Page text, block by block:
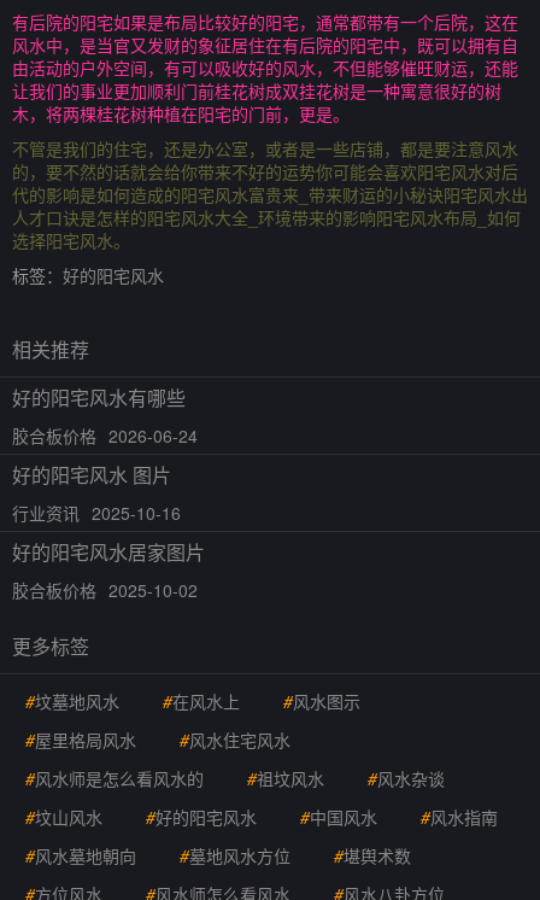
有后院的阳宅如果是布局比较好的阳宅，通常都带有一个后院，这在
风水中，是当官又发财的象征居住在有后院的阳宅中，既可以拥有自
由活动的户外空间，有可以吸收好的风水，不但能够催旺财运，还能
让我们的事业更加顺利门前桂花树成双挂花树是一种寓意很好的树
木，将两棵桂花树种植在阳宅的门前，更是。
不管是我们的住宅，还是办公室，或者是一些店铺，都是要注意风水
的，要不然的话就会给你带来不好的运势你可能会喜欢阳宅风水对后
代的影响是如何造成的阳宅风水富贵来_带来财运的小秘诀阳宅风水出
人才口诀是怎样的阳宅风水大全_环境带来的影响阳宅风水布局_如何
选择阳宅风水。
标签： 好的阳宅风水
相关推荐
好的阳宅风水有哪些
胶合板价格 2026-06-24
好的阳宅风水 图片
行业资讯 2025-10-16
好的阳宅风水居家图片
胶合板价格 2025-10-02
更多标签
#坟墓地风水 #在风水上 #风水图示
#屋里格局风水 #风水住宅风水
#风水师是怎么看风水的 #祖坟风水 #风水杂谈
#坟山风水 #好的阳宅风水 #中国风水 #风水指南
#风水墓地朝向 #墓地风水方位 #堪舆术数
#方位风水 #风水师怎么看风水 #风水八卦方位